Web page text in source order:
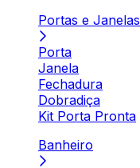
Portas e Janelas
Porta
Janela
Fechadura
Dobradiça
Kit Porta Pronta
Banheiro